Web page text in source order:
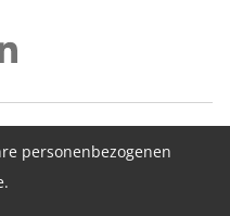
AGB
personenbezogenen